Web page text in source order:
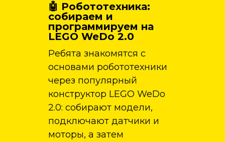
🤖 Робототехника:
собираем и
программируем на
LEGO WeDo 2.0
Ребята знакомятся с
основами робототехники
через популярный
конструктор LEGO WeDo
2.0: собирают модели,
подключают датчики и
моторы, а затем